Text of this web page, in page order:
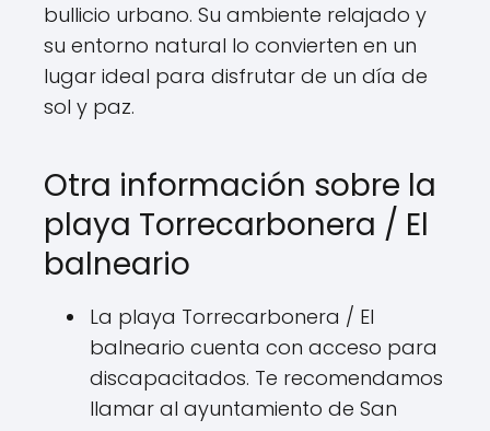
bullicio urbano. Su ambiente relajado y
su entorno natural lo convierten en un
lugar ideal para disfrutar de un día de
sol y paz.
Otra información sobre la
playa Torrecarbonera / El
balneario
La playa Torrecarbonera / El
balneario cuenta con acceso para
discapacitados. Te recomendamos
llamar al ayuntamiento de San